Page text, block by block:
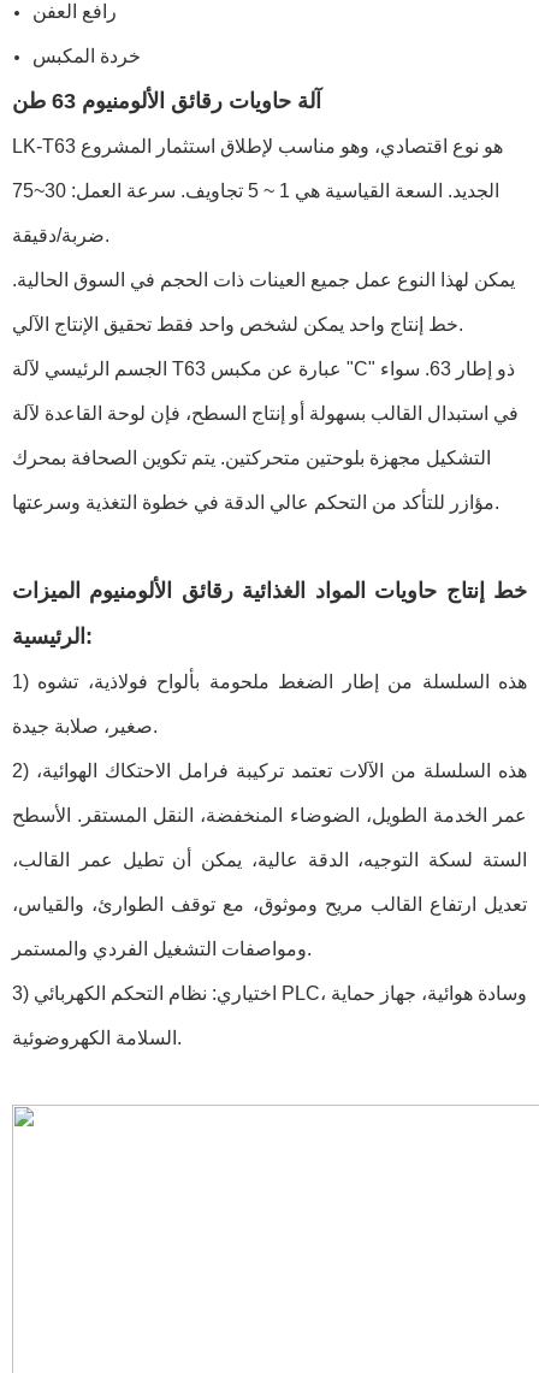
رافع العفن
خردة المكبس
آلة حاويات رقائق الألومنيوم 63 طن
LK-T63 هو نوع اقتصادي، وهو مناسب لإطلاق استثمار المشروع
الجديد. السعة القياسية هي 1 ~ 5 تجاويف. سرعة العمل: 30~75
ضربة/دقيقة.
يمكن لهذا النوع عمل جميع العينات ذات الحجم في السوق الحالية.
خط إنتاج واحد يمكن لشخص واحد فقط تحقيق الإنتاج الآلي.
الجسم الرئيسي لآلة T63 عبارة عن مكبس "C" ذو إطار 63. سواء
في استبدال القالب بسهولة أو إنتاج السطح، فإن لوحة القاعدة لآلة
التشكيل مجهزة بلوحتين متحركتين. يتم تكوين الصحافة بمحرك
مؤازر للتأكد من التحكم عالي الدقة في خطوة التغذية وسرعتها.
خط إنتاج حاويات المواد الغذائية رقائق الألومنيوم
الميزات
الرئيسية:
1) هذه السلسلة من إطار الضغط ملحومة بألواح فولاذية، تشوه
صغير، صلابة جيدة.
2) هذه السلسلة من الآلات تعتمد تركيبة فرامل الاحتكاك الهوائية،
عمر الخدمة الطويل، الضوضاء المنخفضة، النقل المستقر. الأسطح
الستة لسكة التوجيه، الدقة عالية، يمكن أن تطيل عمر القالب،
تعديل ارتفاع القالب مريح وموثوق، مع توقف الطوارئ، والقياس،
ومواصفات التشغيل الفردي والمستمر.
3) اختياري: نظام التحكم الكهربائي PLC، وسادة هوائية، جهاز حماية
السلامة الكهروضوئية.